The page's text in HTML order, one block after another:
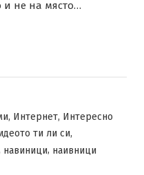
и не на място…
, Интернет, Интересно
ти ли си,
навиници, наивници